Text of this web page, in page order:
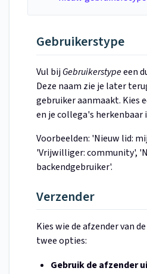
Gebruikerstype
Vul bijGebruikerstypeeen
Deze naam zie je later
gebruiker aanmaakt. Kies
en je collega's herkenbaar
Voorbeelden: 'Nieuw lid:
'Vrijwilliger: community',
backendgebruiker'.
Verzender
Kies wie de afzender van
twee opties:
Gebruik de afzender